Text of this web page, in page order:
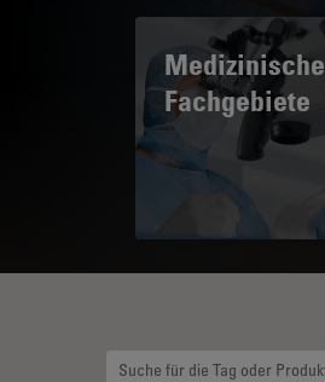
Medizinische
Fachgebiete